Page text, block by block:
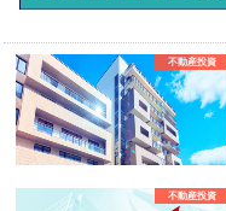
不動産投資
不動産投資